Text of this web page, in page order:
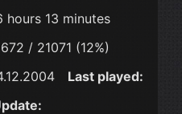
hours 13 minutes
/ 21071 (12%)
Last played: